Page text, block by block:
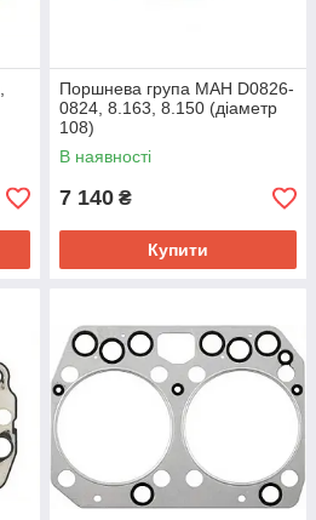
Поршнева група МАН D0826-
0824, 8.163, 8.150 (діаметр
108)
В наявності
7 140 ₴
Купити